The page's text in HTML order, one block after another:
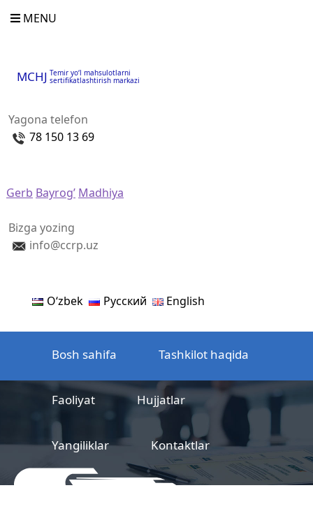
MENU
MCHJ Temir yo‘l mahsulotlarni
sertifikatlashtirish markazi
Yagona telefon
78 150 13 69
Gerb Bayrog’ Madhiya
Bizga yozing
info@ccrp.uz
Oʻzbek Русский English
Bosh sahifa Tashkilot haqida
Faoliyat Hujjatlar
Yangiliklar Kontaktlar